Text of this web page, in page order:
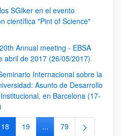
SGIker en el evento
científica "Pint of Science"
Annual meeting - EBSA
abril de 2017 (26/05/2017)
Internacional sobre la
Asunto de Desarrollo
en Barcelona (17-
Use TAB para desplazarse.
Página
18 Página
19 ...Páginas intermedias
Página
79